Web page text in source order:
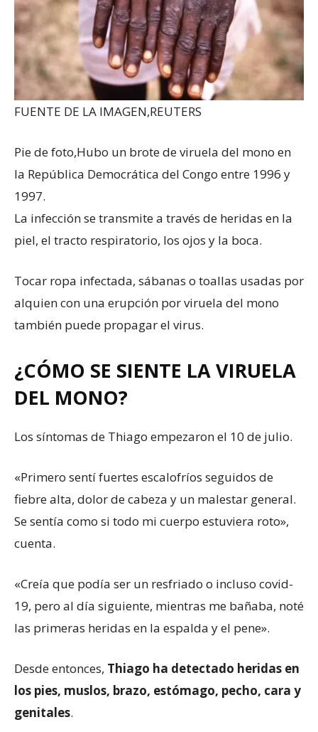
FUENTE DE LA IMAGEN,REUTERS
Pie de foto,Hubo un brote de viruela del mono en
la República Democrática del Congo entre 1996 y
1997.
La infección se transmite a través de heridas en la
piel, el tracto respiratorio, los ojos y la boca.
Tocar ropa infectada, sábanas o toallas usadas por
alquien con una erupción por viruela del mono
también puede propagar el virus.
¿CÓMO SE SIENTE LA VIRUELA
DEL MONO?
Los síntomas de Thiago empezaron el 10 de julio.
«Primero sentí fuertes escalofríos seguidos de
fiebre alta, dolor de cabeza y un malestar general.
Se sentía como si todo mi cuerpo estuviera roto»,
cuenta.
«Creía que podía ser un resfriado o incluso covid-
19, pero al día siguiente, mientras me bañaba, noté
las primeras heridas en la espalda y el pene».
Desde entonces, Thiago ha detectado heridas en
los pies, muslos, brazo, estómago, pecho, cara y
genitales.